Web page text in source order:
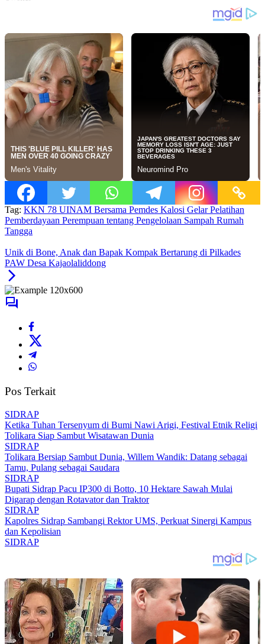
Tag: KKN 78 UINAM Bersama Pemdes Kalosi Gelar Pelatihan
Pemberdayaan Perempuan tentang Pengelolaan Sampah Rumah
Tangga
Unik di Bone, Anak dan Bapak Kompak Bertarung di Pilkades
PAW Desa Kajaolaliddong
Pos Terkait
SIDRAP
Ketika Tuhan Tersenyum di Bumi Nawi Arigi, Festival Etnik Religi
Tolikara Siap Sambut Wisatawan Dunia
SIDRAP
Tolikara Bersiap Sambut Dunia, Willem Wandik: Datang sebagai
Tamu, Pulang sebagai Saudara
SIDRAP
Bupati Sidrap Pacu IP300 di Botto, 10 Hektare Sawah Mulai
Digarap dengan Rotavator dan Traktor
SIDRAP
Kapolres Sidrap Sambangi Rektor UMS, Perkuat Sinergi Kampus
dan Kepolisian
SIDRAP